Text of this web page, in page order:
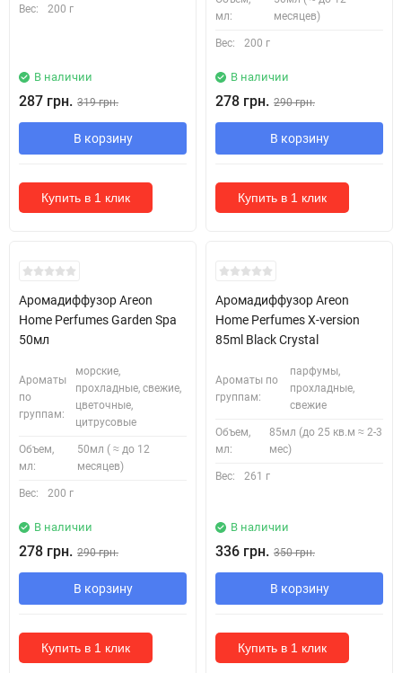
Вес: 200 г
В наличии
287 грн. 319 грн.
В корзину
Купить в 1 клик
мл:
месяцев)
Вес: 200 г
В наличии
278 грн. 290 грн.
В корзину
Купить в 1 клик
Аромадиффузор Areon
Home Perfumes Garden Spa
50мл
Ароматы
по
группам:
морские,
прохладные, свежие,
цветочные,
цитрусовые
Объем,
мл:
50мл ( ≈ до 12
месяцев)
Вес: 200 г
В наличии
278 грн. 290 грн.
В корзину
Купить в 1 клик
Аромадиффузор Areon
Home Perfumes X-version
85ml Black Crystal
Ароматы по
группам:
парфумы,
прохладные,
свежие
Объем,
мл:
85мл (до 25 кв.м ≈ 2-3
мес)
Вес: 261 г
В наличии
336 грн. 350 грн.
В корзину
Купить в 1 клик